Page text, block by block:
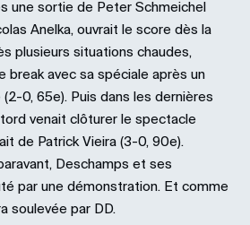
une sortie de Peter Schmeichel
Anelka, ouvrait le score dès la
plusieurs situations chaudes,
break avec sa spéciale après un
0, 65e). Puis dans les dernières
venait clôturer le spectacle
de Patrick Vieira (3-0, 90e).
Deschamps et ses
par une démonstration. Et comme
soulevée par DD.